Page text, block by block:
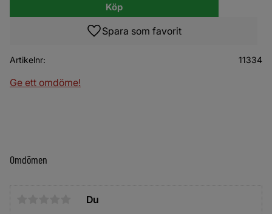
Köp
Lägg till i favoriter
Artikelnr 11334
Ge ett omdöme!
Omdömen
Du